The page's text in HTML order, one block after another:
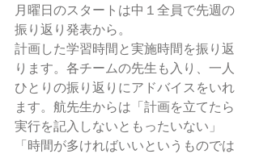
月曜日のスタートは中１全員で先週の
振り返り発表から。
計画した学習時間と実施時間を振り返
ります。各チームの先生も入り、一人
ひとりの振り返りにアドバイスをいれ
ます。航先生からは「計画を立てたら
実行を記入しないともったいない」
「時間が多ければいいというものでは